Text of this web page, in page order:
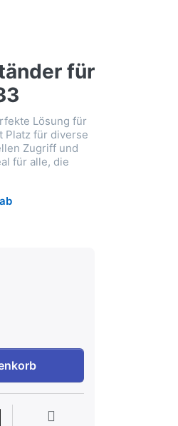
für
Lösung für
Platz für diverse
Zugriff und
für alle, die
für Trainingszubehör STR33